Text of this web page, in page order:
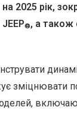
2025 рік,
®, а також
зміцнювати